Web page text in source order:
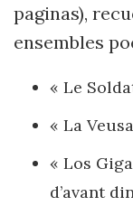
paginas),
ensembles
« Le
« La
« Los
d’avant